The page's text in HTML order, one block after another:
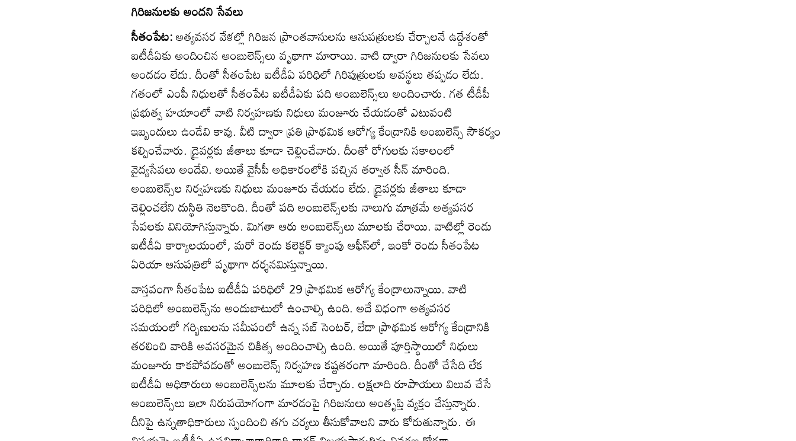
గిరిజనులకు అందని సేవలు
సీతంపేట:అత్యవసర వేళల్లో గిరిజన ప్రాంతవాసులను ఆసుపత్రులకు చేర్చాలనే ఉద్దేశంతో
ఐటీడీఏకు అందించిన అంబులెన్స్‌లు వృథాగా మారాయి. వాటి ద్వారా గిరిజనులకు సేవలు
అందడం లేదు. దీంతో సీతంపేట ఐటీడీఏ పరిధిలో గిరిపుత్రులకు అవస్థలు తప్పడం లేదు.
గతంలో ఎంపీ నిధులతో సీతంపేట ఐటీడీఏకు పది అంబులెన్స్‌లు అందించారు. గత టీడీపీ
ప్రభుత్వ హయాంలో వాటి నిర్వహణకు నిధులు మంజూరు చేయడంతో ఎటువంటి
ఇబ్బందులు ఉండేవి కావు. వీటి ద్వారా ప్రతి ప్రాథమిక ఆరోగ్య కేంద్రానికి అంబులెన్స్‌ సౌకర్యం
కల్పించేవారు. డ్రైవర్లకు జీతాలు కూడా చెల్లించేవారు. దీంతో రోగులకు సకాలంలో
వైద్యసేవలు అందేవి. అయితే వైసీపీ అధికారంలోకి వచ్చిన తర్వాత సీన్‌ మారింది.
అంబులెన్స్‌ల నిర్వహణకు నిధులు మంజూరు చేయడం లేదు. డ్రైవర్లకు జీతాలు కూడా
చెల్లించలేని దుస్థితి నెలకొంది. దీంతో పది అంబులెన్స్‌లకు నాలుగు మాత్రమే అత్యవసర
సేవలకు వినియోగిస్తున్నారు. మిగతా ఆరు అంబులెన్స్‌లు మూలకు చేరాయి. వాటిల్లో రెండు
ఐటీడీఏ కార్యాలయంలో, మరో రెండు కలెక్టర్‌ క్యాంపు ఆఫీస్‌లో, ఇంకో రెండు సీతంపేట
ఏరియా ఆసుపత్రిలో వృథాగా దర్శనమిస్తున్నాయి.
వాస్తవంగా సీతంపేట ఐటీడీఏ పరిధిలో 29 ప్రాథమిక ఆరోగ్య కేంద్రాలున్నాయి. వాటి
పరిధిలో అంబులెన్స్‌ను అందుబాటులో ఉంచాల్సి ఉంది. అదే విధంగా అత్యవసర
సమయంలో గర్భిణులను సమీపంలో ఉన్న సబ్‌ సెంటర్‌, లేదా ప్రాథమిక ఆరోగ్య కేంద్రానికి
తరలించి వారికి అవసరమైన చికిత్స అందించాల్సి ఉంది. అయితే పూర్తిస్థాయిలో నిధులు
మంజూరు కాకపోవడంతో అంబులెన్స్‌ నిర్వహణ కష్టతరంగా మారింది. దీంతో చేసేది లేక
ఐటీడీఏ అధికారులు అంబులెన్స్‌లను మూలకు చేర్చారు. లక్షలాది రూపాయలు విలువ చేసే
అంబులెన్స్‌లు ఇలా నిరుపయోగంగా మారడంపై గిరిజనులు అంతృప్తి వ్యక్తం చేస్తున్నారు.
దీనిపై ఉన్నతాధికారులు స్పందించి తగు చర్యలు తీసుకోవాలని వారు కోరుతున్నారు. ఈ